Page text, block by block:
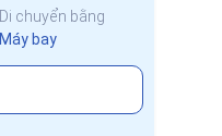
Di chuyển bằng
Máy bay